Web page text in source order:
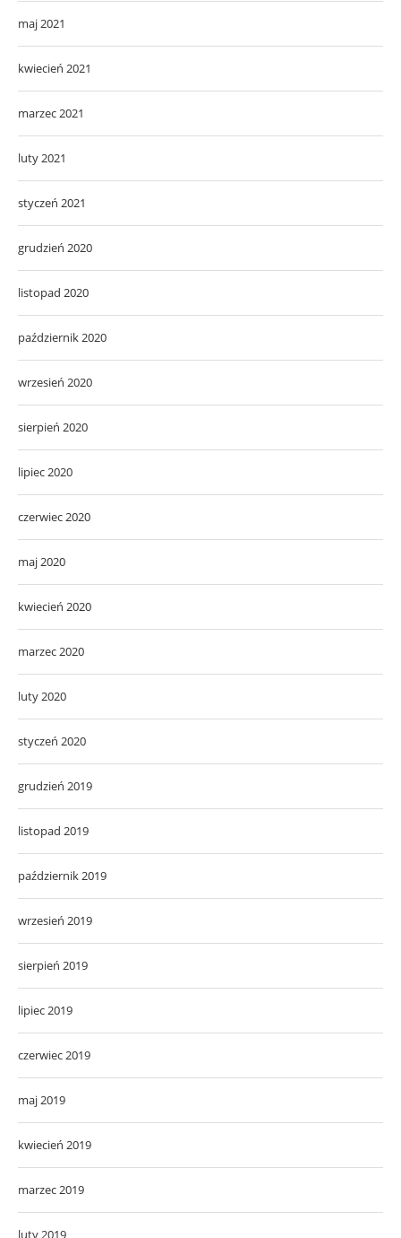
maj 2021
kwiecień 2021
marzec 2021
luty 2021
styczeń 2021
grudzień 2020
listopad 2020
październik 2020
wrzesień 2020
sierpień 2020
lipiec 2020
czerwiec 2020
maj 2020
kwiecień 2020
marzec 2020
luty 2020
styczeń 2020
grudzień 2019
listopad 2019
październik 2019
wrzesień 2019
sierpień 2019
lipiec 2019
czerwiec 2019
maj 2019
kwiecień 2019
marzec 2019
luty 2019